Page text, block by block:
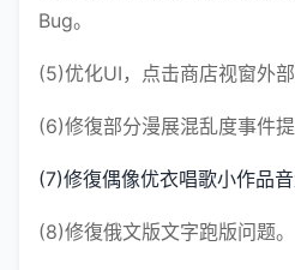
Bug。
(5)优化UI，点击商店视窗外部
(6)修復部分漫展混乱度事件提
(7)修復偶像优衣唱歌小作品音
(8)修復俄文版文字跑版问题。